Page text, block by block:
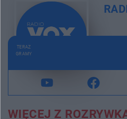
TERAZ
GRAMY
WIĘCEJ Z